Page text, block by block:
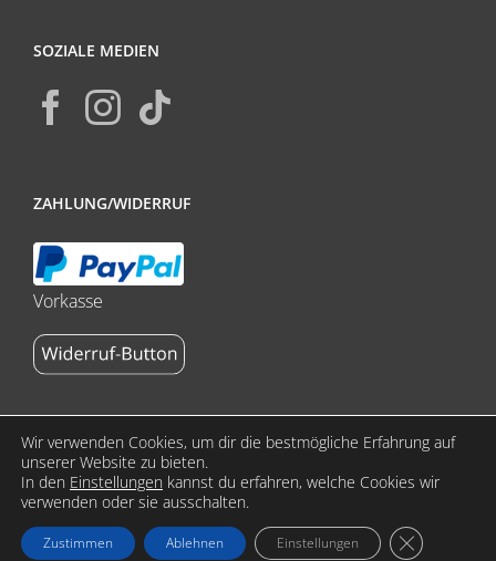
SOZIALE MEDIEN
ZAHLUNG/WIDERRUF
Vorkasse
Copyright 2023 stoffdasch.de by ReklameFabrik | All Rights
Versandkosten.
Wir verwenden Cookies, um dir die bestmögliche Erfahrung auf
unserer Website zu bieten.
In den Einstellungen kannst du erfahren, welche Cookies wir
verwenden oder sie ausschalten.
Zustimmen Ablehnen Einstellungen GDPR